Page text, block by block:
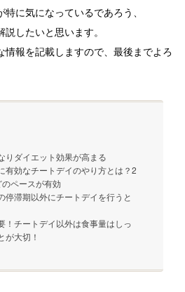
に気になっているであろう、
したいと思います。
報を記載しますので、最後までよろ
ダイエット効果が高まる
効なチートデイのやり方とは？2
ペースが有効
滞期以外にチートデイを行うと
チートデイ以外は食事量はしっ
が大切！